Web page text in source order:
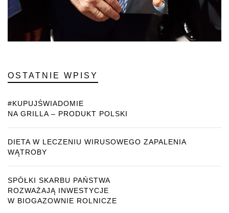
OSTATNIE WPISY
#KUPUJŚWIADOMIE
NA GRILLA – PRODUKT POLSKI
DIETA W LECZENIU WIRUSOWEGO ZAPALENIA
WĄTROBY
SPÓŁKI SKARBU PAŃSTWA
ROZWAŻAJĄ INWESTYCJE
W BIOGAZOWNIE ROLNICZE